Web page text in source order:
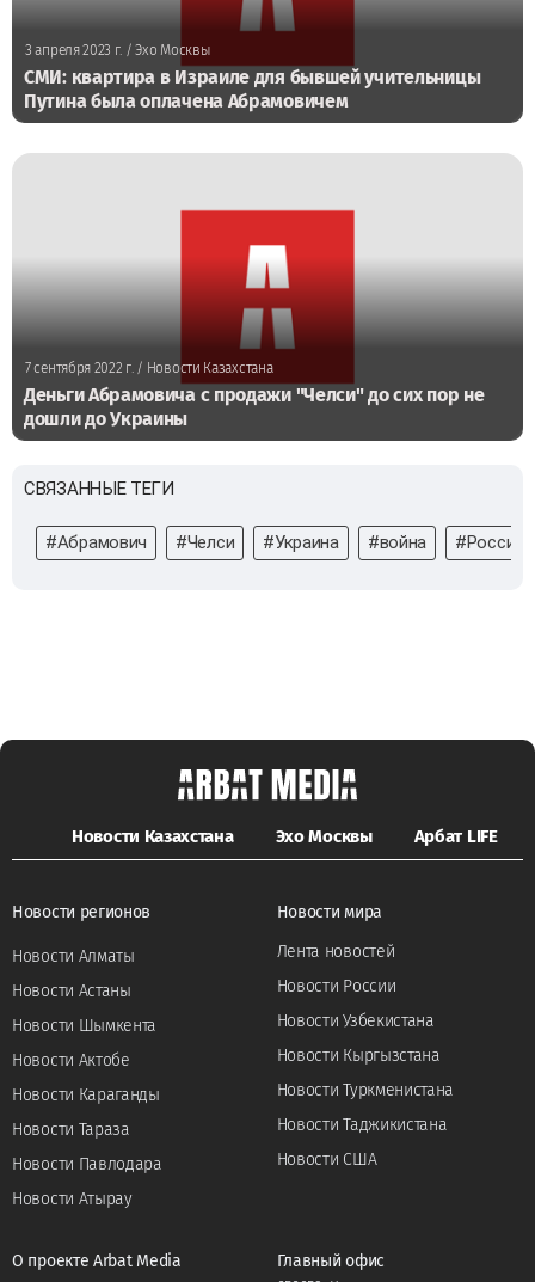
3 апреля 2023 г. / Эхо Москвы
СМИ: квартира в Израиле для бывшей учительницы
Путина была оплачена Абрамовичем
7 сентября 2022 г. / Новости Казахстана
Деньги Абрамовича с продажи "Челси" до сих пор не
дошли до Украины
СВЯЗАННЫЕ ТЕГИ
#Абрамович #Челси #Украина #война #Россия
Новости Казахстана Эхо Москвы Арбат LIFE
Новости регионов
Новости Алматы
Новости Астаны
Новости Шымкента
Новости Актобе
Новости Караганды
Новости Тараза
Новости Павлодара
Новости Атырау
Новости мира
Лента новостей
Новости России
Новости Узбекистана
Новости Кыргызстана
Новости Туркменистана
Новости Таджикистана
Новости США
О проекте Arbat Media Главный офис